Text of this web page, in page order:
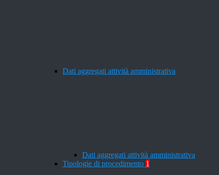
Dati aggregati attività amministrativa
Dati aggregati attività amministrativa
Tipologie di procedimento 1